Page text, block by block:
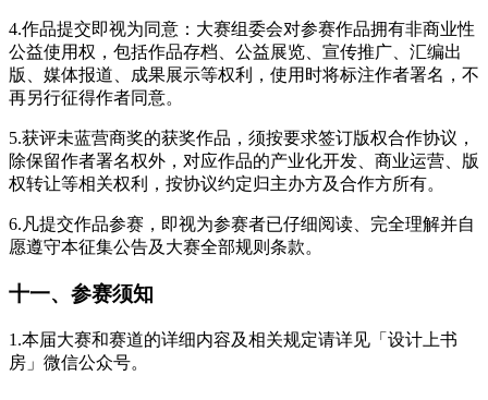
4.作品提交即视为同意：大赛组委会对参赛作品拥有非商业性
公益使用权，包括作品存档、公益展览、宣传推广、汇编出
版、媒体报道、成果展示等权利，使用时将标注作者署名，不
再另行征得作者同意。
5.获评未蓝营商奖的获奖作品，须按要求签订版权合作协议，
除保留作者署名权外，对应作品的产业化开发、商业运营、版
权转让等相关权利，按协议约定归主办方及合作方所有。
6.凡提交作品参赛，即视为参赛者已仔细阅读、完全理解并自
愿遵守本征集公告及大赛全部规则条款。
十一、参赛须知
1.本届大赛和赛道的详细内容及相关规定请详见「设计上书
房」微信公众号。